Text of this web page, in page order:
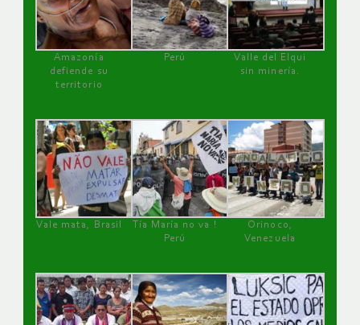
Amazonía
defiende su
territorio
Perú
Valle del Elqui
sin minería.
Vale mata, Brasil
Tía María no va !
Perú
Orinoco,
Venezuela